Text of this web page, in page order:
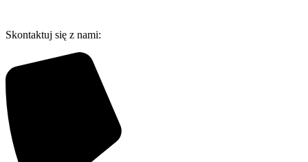
treści
Skontaktuj się z nami: